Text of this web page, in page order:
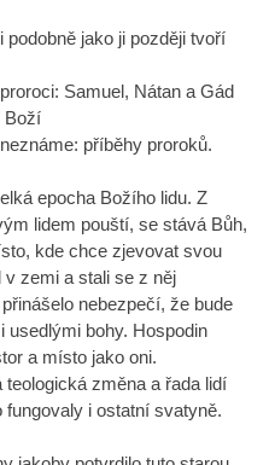
jako ji později tvoří
Samuel, Nátan a Gád
Boží
příběhy proroků.
epocha Božího lidu. Z
lidem pouští, se stává Bůh,
kde chce zjevovat svou
zemi a stali se z něj
nebezpečí, že bude
usedlými bohy. Hospodin
a místo jako oni.
změna a řada lidí
i ostatní svatyně.